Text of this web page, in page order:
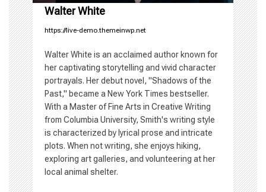
n
Walter White
https://live-demo.themeinwp.net
Walter White is an acclaimed author known for
her captivating storytelling and vivid character
portrayals. Her debut novel, "Shadows of the
Past," became a New York Times bestseller.
With a Master of Fine Arts in Creative Writing
from Columbia University, Smith's writing style
is characterized by lyrical prose and intricate
plots. When not writing, she enjoys hiking,
exploring art galleries, and volunteering at her
local animal shelter.